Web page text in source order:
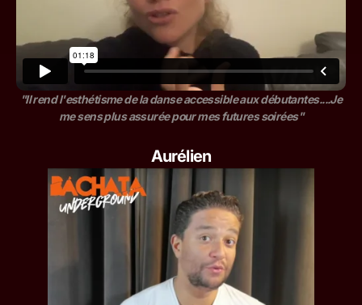
"Il rend l'esthétisme de la danse accessible aux débutantes....Je
me sens plus assurée pour mes futures soirées"
Aurélien